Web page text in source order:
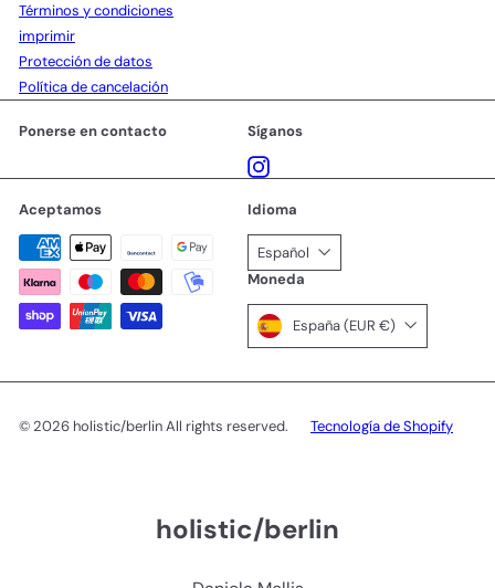
Términos y condiciones
imprimir
Protección de datos
Política de cancelación
Ponerse en contacto
Síganos
Instagram
Aceptamos Idioma
Español
Moneda
España (EUR €)
© 2026 holistic/berlin All rights reserved. Tecnología de Shopify
holistic/berlin